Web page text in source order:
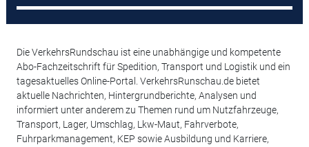
Die VerkehrsRundschau ist eine unabhängige und kompetente
Abo-Fachzeitschrift für Spedition, Transport und Logistik und ein
tagesaktuelles Online-Portal. VerkehrsRunschau.de bietet
aktuelle Nachrichten, Hintergrundberichte, Analysen und
informiert unter anderem zu Themen rund um Nutzfahrzeuge,
Transport, Lager, Umschlag, Lkw-Maut, Fahrverbote,
Fuhrparkmanagement, KEP sowie Ausbildung und Karriere,